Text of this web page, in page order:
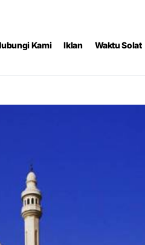
Kami Iklan Waktu Solat